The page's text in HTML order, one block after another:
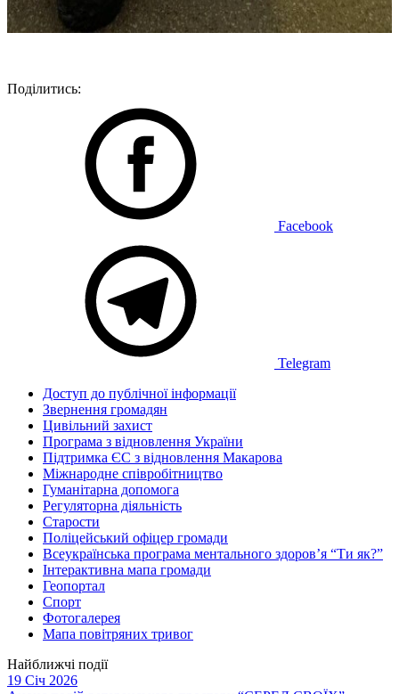
Поділитись:
Facebook
Telegram
Доступ до публічної інформації
Звернення громадян
Цивільний захист
Програма з відновлення України
Підтримка ЄС з відновлення Макарова
Міжнародне співробітництво
Гуманітарна допомога
Регуляторна діяльність
Старости
Поліцейський офіцер громади
Всеукраїнська програма ментального здоров’я “Ти як?”
Інтерактивна мапа громади
Геопортал
Спорт
Фотогалерея
Мапа повітряних тривог
Найближчі події
19 Січ 2026